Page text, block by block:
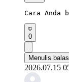
Cara Anda
0
Menulis
2026.07.15